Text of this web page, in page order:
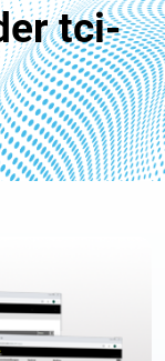
tci-